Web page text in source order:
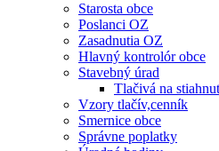
Starosta obce
Poslanci OZ
Zasadnutia OZ
Hlavný kontrolór obce
Stavebný úrad
Tlačivá na
Vzory tlačív,cenník
Smernice obce
Správne poplatky